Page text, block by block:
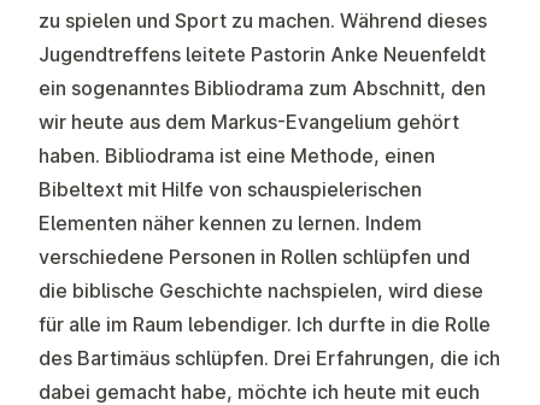
zu spielen und Sport zu machen. Während dieses
Jugendtreffens leitete Pastorin Anke Neuenfeldt
ein sogenanntes Bibliodrama zum Abschnitt, den
wir heute aus dem Markus-Evangelium gehört
haben. Bibliodrama ist eine Methode, einen
Bibeltext mit Hilfe von schauspielerischen
Elementen näher kennen zu lernen. Indem
verschiedene Personen in Rollen schlüpfen und
die biblische Geschichte nachspielen, wird diese
für alle im Raum lebendiger. Ich durfte in die Rolle
des Bartimäus schlüpfen. Drei Erfahrungen, die ich
dabei gemacht habe, möchte ich heute mit euch